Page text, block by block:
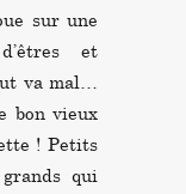
sur une
et
va mal…
bon vieux
! Petits
qui